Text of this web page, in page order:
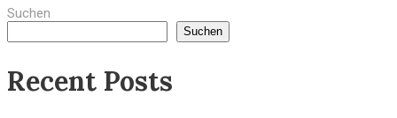
Suchen
Suchen
Recent Posts